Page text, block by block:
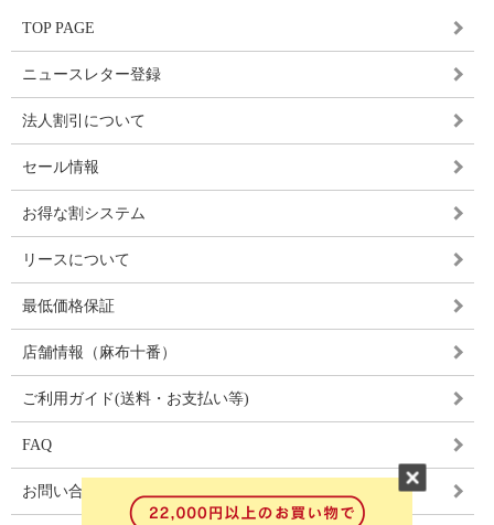
TOP PAGE
ニュースレター登録
法人割引について
セール情報
お得な割システム
リースについて
最低価格保証
店舗情報（麻布十番）
ご利用ガイド(送料・お支払い等)
FAQ
お問い合わせ